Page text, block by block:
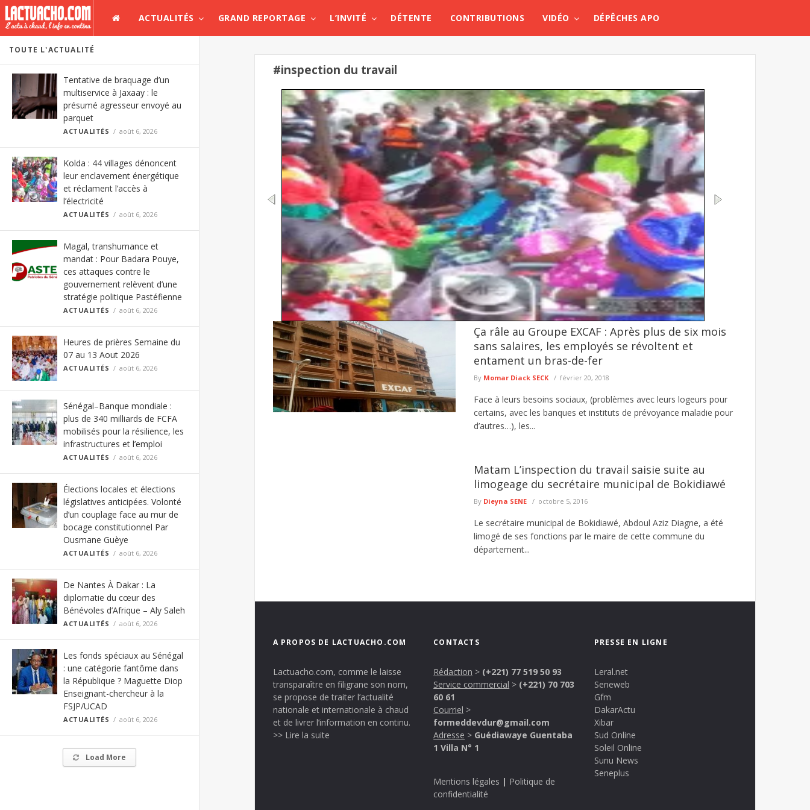
ACTUALITÉS GRAND REPORTAGE L’INVITÉ DÉTENTE CONTRIBUTIONS VIDÉO DÉPÊCHES APO
TOUTE L'ACTUALITÉ
Tentative de braquage d’un
multiservice à Jaxaay : le
présumé agresseur envoyé au
parquet
ACTUALITÉS août 6, 2026
Kolda : 44 villages dénoncent
leur enclavement énergétique
et réclament l’accès à
l’électricité
ACTUALITÉS août 6, 2026
Magal, transhumance et
mandat : Pour Badara Pouye,
ces attaques contre le
gouvernement relèvent d’une
stratégie politique Pastéfienne
ACTUALITÉS août 6, 2026
Heures de prières Semaine du
07 au 13 Aout 2026
ACTUALITÉS août 6, 2026
Sénégal–Banque mondiale :
plus de 340 milliards de FCFA
mobilisés pour la résilience, les
infrastructures et l’emploi
ACTUALITÉS août 6, 2026
Élections locales et élections
législatives anticipées. Volonté
d’un couplage face au mur de
bocage constitutionnel Par
Ousmane Guèye
ACTUALITÉS août 6, 2026
De Nantes À Dakar : La
diplomatie du cœur des
Bénévoles d’Afrique – Aly Saleh
ACTUALITÉS août 6, 2026
Les fonds spéciaux au Sénégal
: une catégorie fantôme dans
la République ? Maguette Diop
Enseignant-chercheur à la
FSJP/UCAD
ACTUALITÉS août 6, 2026
Load More
#inspection du travail
Kolda : 44 villages dénoncent leur enclavement énergétique et réclament l’accès à l’électricité
Le cri de détresse des populations de plusieurs villages situés sur l’axe Saré Moussa Ndourou–Saré Mori, dans le département
de ...
lire plus
Ça râle au Groupe EXCAF : Après plus de six mois
sans salaires, les employés se révoltent et
entament un bras-de-fer
By Momar Diack SECK février 20, 2018
Face à leurs besoins sociaux, (problèmes avec leurs logeurs pour
certains, avec les banques et instituts de prévoyance maladie pour
d’autres…), les...
Matam L’inspection du travail saisie suite au
limogeage du secrétaire municipal de Bokidiawé
By Dieyna SENE octobre 5, 2016
Le secrétaire municipal de Bokidiawé, Abdoul Aziz Diagne, a été
limogé de ses fonctions par le maire de cette commune du
département...
A PROPOS DE LACTUACHO.COM
Lactuacho.com, comme le laisse
transparaître en filigrane son nom,
se propose de traiter l’actualité
nationale et internationale à chaud
et de livrer l’information en continu.
>> Lire la suite
CONTACTS
Rédaction > (+221) 77 519 50 93
Service commercial > (+221) 70 703
60 61
Courriel >
formeddevdur@gmail.com
Adresse > Guédiawaye Guentaba
1 Villa N° 1
Mentions légales | Politique de
confidentialité
PRESSE EN LIGNE
Leral.net
Seneweb
Gfm
DakarActu
Xibar
Sud Online
Soleil Online
Sunu News
Seneplus